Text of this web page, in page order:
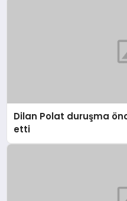
Dilan Polat duruşma
etti